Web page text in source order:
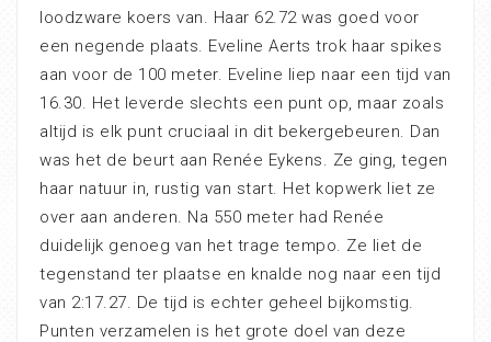
loodzware koers van. Haar 62.72 was goed voor
een negende plaats. Eveline Aerts trok haar spikes
aan voor de 100 meter. Eveline liep naar een tijd van
16.30. Het leverde slechts een punt op, maar zoals
altijd is elk punt cruciaal in dit bekergebeuren. Dan
was het de beurt aan Renée Eykens. Ze ging, tegen
haar natuur in, rustig van start. Het kopwerk liet ze
over aan anderen. Na 550 meter had Renée
duidelijk genoeg van het trage tempo. Ze liet de
tegenstand ter plaatse en knalde nog naar een tijd
van 2:17.27. De tijd is echter geheel bijkomstig.
Punten verzamelen is het grote doel van deze